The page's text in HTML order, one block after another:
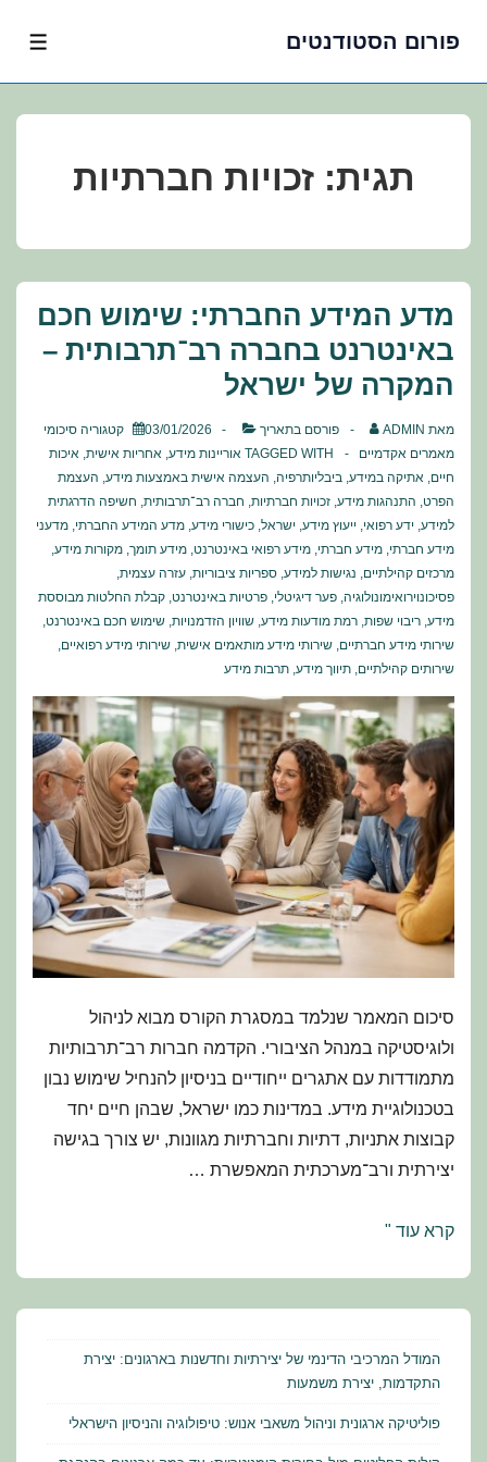
פורום הסטודנטים
תגית:זכויות חברתיות
מדע המידע החברתי: שימוש חכם
באינטרנט בחברה רב־תרבותית –
המקרה של ישראל
מאת ADMIN פורסם בתאריך 03/01/2026 קטגוריה סיכומי
מאמרים אקדמיים
TAGGED WITH אוריינות מידע, אחריות אישית, איכות
חיים, אתיקה במידע, ביבליותרפיה, העצמה אישית באמצעות מידע, העצמת
הפרט, התנהגות מידע, זכויות חברתיות, חברה רב־תרבותית, חשיפה הדרגתית
למידע, ידע רפואי, ייעוץ מידע, ישראל, כישורי מידע, מדע המידע החברתי, מדעני
מידע חברתי, מידע חברתי, מידע רפואי באינטרנט, מידע תומך, מקורות מידע,
מרכזים קהילתיים, נגישות למידע, ספריות ציבוריות, עזרה עצמית,
פסיכונוירואימונולוגיה, פער דיגיטלי, פרטיות באינטרנט, קבלת החלטות מבוססת
מידע, ריבוי שפות, רמת מודעות מידע, שוויון הזדמנויות, שימוש חכם באינטרנט,
שירותי מידע חברתיים, שירותי מידע מותאמים אישית, שירותי מידע רפואיים,
שירותים קהילתיים, תיווך מידע, תרבות מידע
סיכום המאמר שנלמד במסגרת הקורס מבוא לניהול
ולוגיסטיקה במנהל הציבורי. הקדמה חברות רב־תרבותיות
מתמודדות עם אתגרים ייחודיים בניסיון להנחיל שימוש נבון
בטכנולוגיית מידע. במדינות כמו ישראל, שבהן חיים יחד
קבוצות אתניות, דתיות וחברתיות מגוונות, יש צורך בגישה
יצירתית ורב־מערכתית המאפשרת …
מדע
חכם
באינטרנט
בחברה
קרא עוד "
המודל המרכיבי הדינמי של יצירתיות וחדשנות בארגונים: יצירת
התקדמות, יצירת משמעות
פוליטיקה ארגונית וניהול משאבי אנוש: טיפולוגיה והניסיון הישראלי